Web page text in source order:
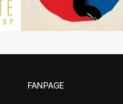
FANPAGE